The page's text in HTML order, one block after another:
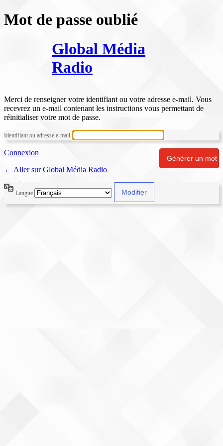
Mot de passe oublié
Global Média
Radio
Merci de renseigner votre identifiant ou votre adresse e-mail. Vous
recevrez un e-mail contenant les instructions vous permettant de
réinitialiser votre mot de passe.
Identifiant ou adresse e-mail
Connexion
← Aller sur Global Média Radio
Langue